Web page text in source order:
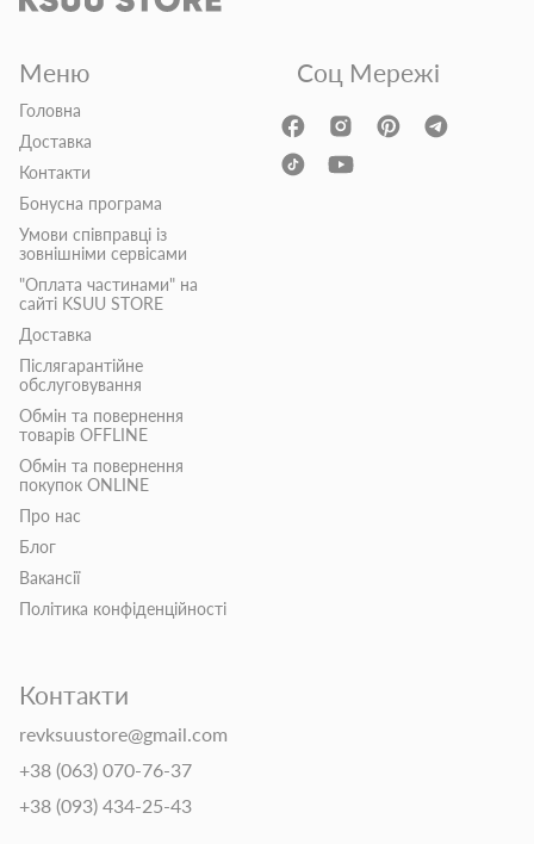
Меню
Головна
Доставка
Контакти
Бонусна програма
Умови співправці із
зовнішніми сервісами
"Оплата частинами" на
сайті KSUU STORE
Доставка
Післягарантійне
обслуговування
Обмін та повернення
товарів OFFLINE
Обмін та повернення
покупок ONLINE
Про нас
Блог
Вакансії
Політика конфіденційності
Контакти
revksuustore@gmail.com
+38 (063) 070-76-37
+38 (093) 434-25-43
Соц Мережі